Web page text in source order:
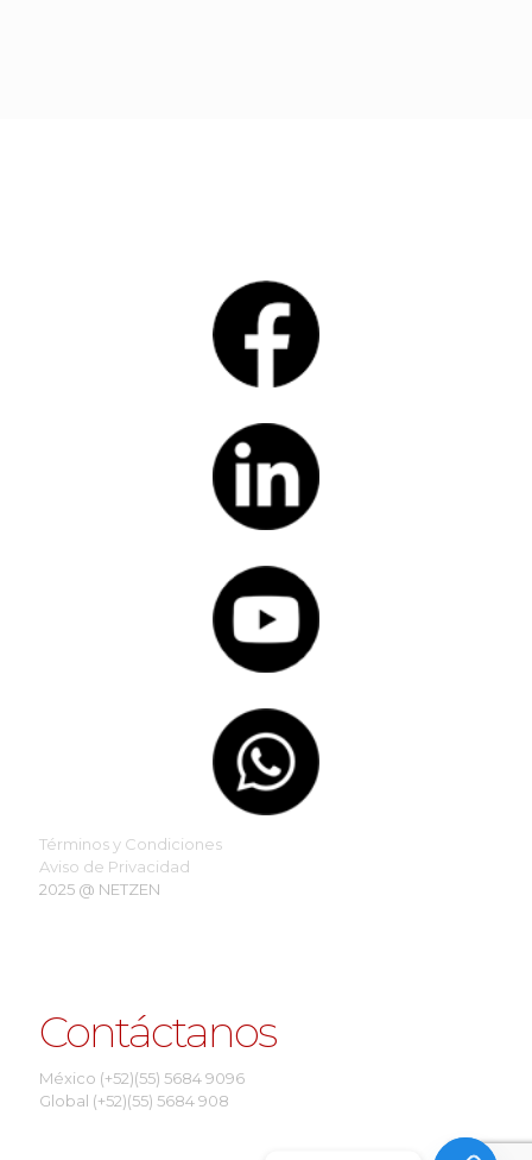
Términos y Condiciones
Aviso de Privacidad
2025 @ NETZEN
Contáctanos
México (+52)(55) 5684 9096
Global (+52)(55) 5684 908